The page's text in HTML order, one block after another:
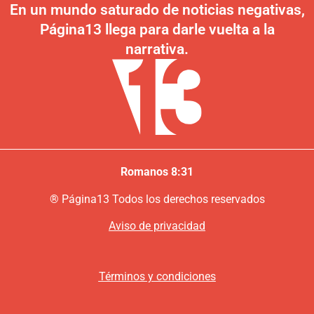
En un mundo saturado de noticias negativas,
Página13 llega para darle vuelta a la
narrativa.
Romanos 8:31
® Página13 Todos los derechos reservados
Aviso de privacidad
Términos y condiciones